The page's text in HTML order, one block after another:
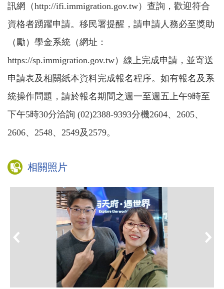
訊網（http://ifi.immigration.gov.tw）查詢，歡迎符合
資格者踴躍申請。移民署提醒，請申請人務必至獎助
（勵）學金系統（網址：
https://sp.immigration.gov.tw）線上完成申請，並寄送
申請表及相關紙本資料完成報名程序。如有報名及系
統操作問題，請於報名期間之週一至週五上午9時至
下午5時30分洽詢 (02)2388-9393分機2604、 2605、
2606、 2548、 2549及 2579。
相關照片